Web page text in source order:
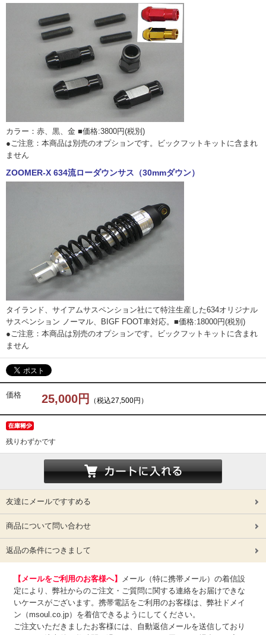
カラー：赤、黒、金 ■価格:3800円(税別)
●ご注意：本商品は別売のオプションです。ビックフットキットに含まれ
ません
ZOOMER-X 634流ローダウンサス（30mmダウン）
タイランド、サイアムサスペンション社にて特注生産した634オリジナル
サスペンション ノーマル、BIGF FOOT車対応。■価格:18000円(税別)
●ご注意：本商品は別売のオプションです。ビックフットキットに含まれ
ません
価格 25,000円 （税込27,500円）
残りわずかです
友達にメールですすめる
商品について問い合わせ
返品の条件につきまして
【メールをご利用のお客様へ】
メール（特に携帯メール）の着信設
定により、弊社からのご注文・ご質問に関する連絡をお届けできな
いケースがございます。携帯電話をご利用のお客様は、弊社ドメイ
ン（msoul.co.jp）を着信できるようにしてください。
ご注文いただきましたお客様には、自動返信メールを送信しており